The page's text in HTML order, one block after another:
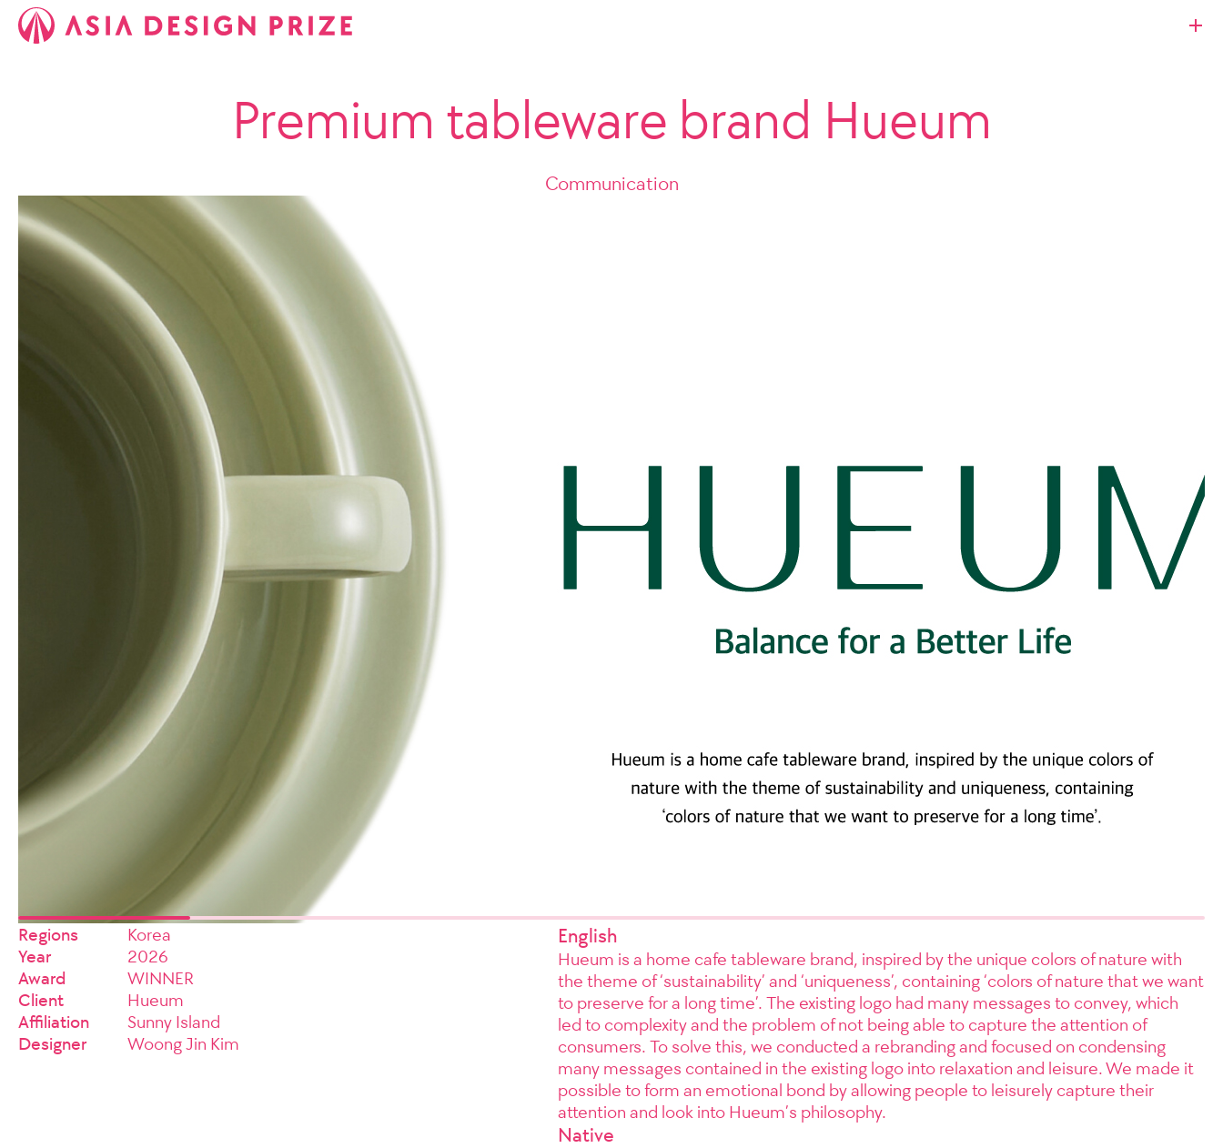
Premium tableware brand Hueum
Communication
Regions
Korea
Year
2026
Award
WINNER
Client
Hueum
Affiliation
Sunny Island
Designer
Woong Jin Kim
English
Hueum is a home cafe tableware brand, inspired by the unique colors of nature with
the theme of ‘sustainability’ and ‘uniqueness’, containing ‘colors of nature that we want
to preserve for a long time’. The existing logo had many messages to convey, which
led to complexity and the problem of not being able to capture the attention of
consumers. To solve this, we conducted a rebranding and focused on condensing
many messages contained in the existing logo into relaxation and leisure. We made it
possible to form an emotional bond by allowing people to leisurely capture their
attention and look into Hueum’s philosophy.
Native